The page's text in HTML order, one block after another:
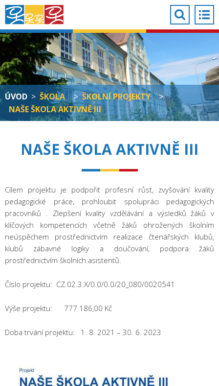
ÚVOD > ŠKOLA > ŠKOLNÍ PROJEKTY
>
NAŠE ŠKOLA AKTIVNĚ III
NAŠE ŠKOLA AKTIVNĚ III
Cílem projektu je podpořit profesní růst, zvyšování kvality
pedagogické práce, prohloubit spolupráci pedagogických
pracovníků . Zlepšení kvality vzdělávání a výsledků žáků v
klíčových kompetencích včetně žáků ohrožených školním
neúspěchem prostřednictvím realizace čtenářských klubů,
klubů zábavné logiky a doučování, podpora žáků
prostřednictvím školních asistentů.
Číslo projektu: CZ.02.3.X/0.0/0.0/20_080/0020541
Výše projektu: 777 186,00 Kč
Doba trvání projektu: 1. 8. 2021 – 30. 6. 2023